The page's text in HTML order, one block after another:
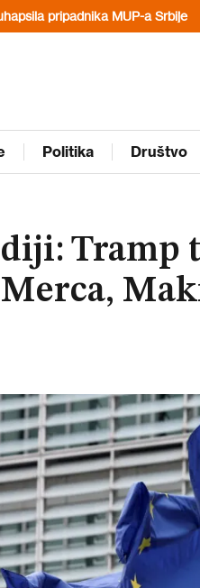
MUP-a Srbije Jutarnji:
Politika Društvo
Tramp